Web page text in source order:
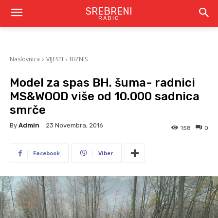
SREBRENI
RADIO
Naslovnica VIJESTI BIZNIS
Model za spas BH. šuma- radnici
MS&WOOD više od 10.000 sadnica
smrče
By Admin 23 Novembra, 2016 0
158
Facebook Viber